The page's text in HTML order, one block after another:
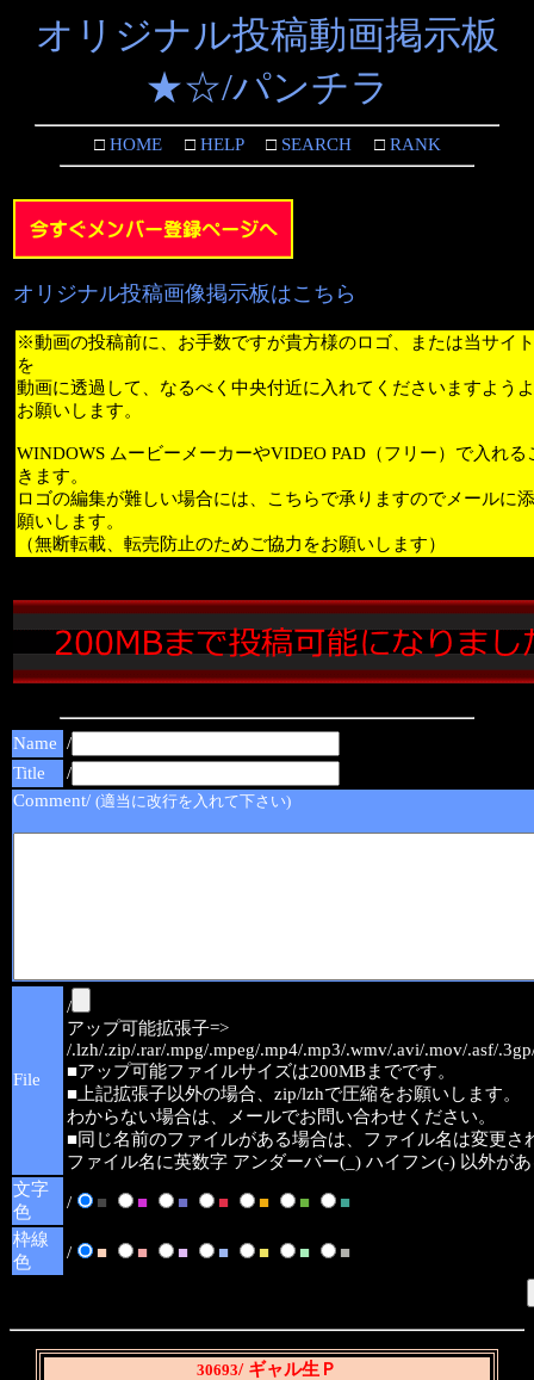
オリジナル投稿動画掲示板
★☆/パンチラ
□HOME□HELP□SEARCH□RANK
オリジナル投稿画像掲示板はこちら
※動画の投稿前に、お手数ですが貴方様のロゴ、または当サイ
を
動画に透過して、なるべく中央付近に入れてくださいますよう
お願いします。
WINDOWS ムービーメーカーやVIDEO PAD（フリー）で入れる
きます。
ロゴの編集が難しい場合には、こちらで承りますのでメールに
願いします。
（無断転載、転売防止のためご協力をお願いします）
Name /
Title
/
Comment/ (適当に改行を入れて下さい)
File
/
アップ可能拡張子=>
/.lzh/.zip/.rar/.mpg/.mpeg/.mp4/.mp3/.wmv/.avi/.mov/.asf/
■アップ可能ファイルサイズは200MBまでです。
■上記拡張子以外の場合、zip/lzhで圧縮をお願いします。
わからない場合は、メールでお問い合わせください。
■同じ名前のファイルがある場合は、ファイル名は変更さ
ファイル名に英数字 アンダーバー(_) ハイフン(-) 以外が
文字
色
/ ■ ■ ■ ■ ■ ■
■
枠線
色
/ ■ ■ ■ ■ ■ ■ ■
30693/ ギャル生Ｐ